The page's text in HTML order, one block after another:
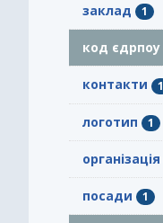
заклад 1
код єдрпоу
контакти 1
логотип 1
організація
посади 1